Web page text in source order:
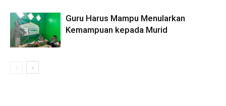
Guru Harus Mampu Menularkan
Kemampuan kepada Murid